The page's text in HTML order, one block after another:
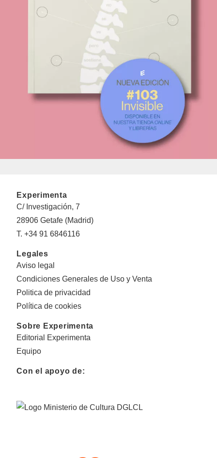
Experimenta
C/ Investigación, 7
28906 Getafe (Madrid)
T. +34 91 6846116
Legales
Aviso legal
Condiciones Generales de Uso y Venta
Politica de privacidad
Política de cookies
Sobre Experimenta
Editorial Experimenta
Equipo
Con el apoyo de: